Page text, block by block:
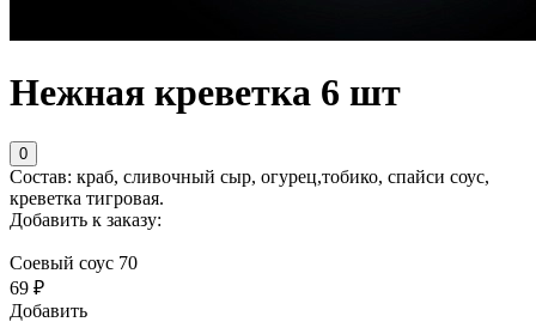
Нежная креветка 6 шт
0
Состав: краб, сливочный сыр, огурец,тобико, спайси соус,
креветка тигровая.
Добавить к заказу:
Соевый соус 70
69 ₽
Добавить